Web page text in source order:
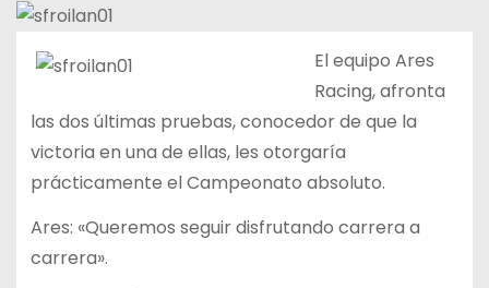
El equipo Ares
Racing, afronta
las dos últimas pruebas, conocedor de que la
victoria en una de ellas, les otorgaría
prácticamente el Campeonato absoluto.
Ares: «Queremos seguir disfrutando carrera a
carrera».